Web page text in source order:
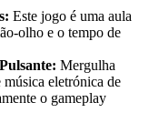
Este jogo é uma aula
olho e o tempo de
Mergulha
eletrónica de
o gameplay